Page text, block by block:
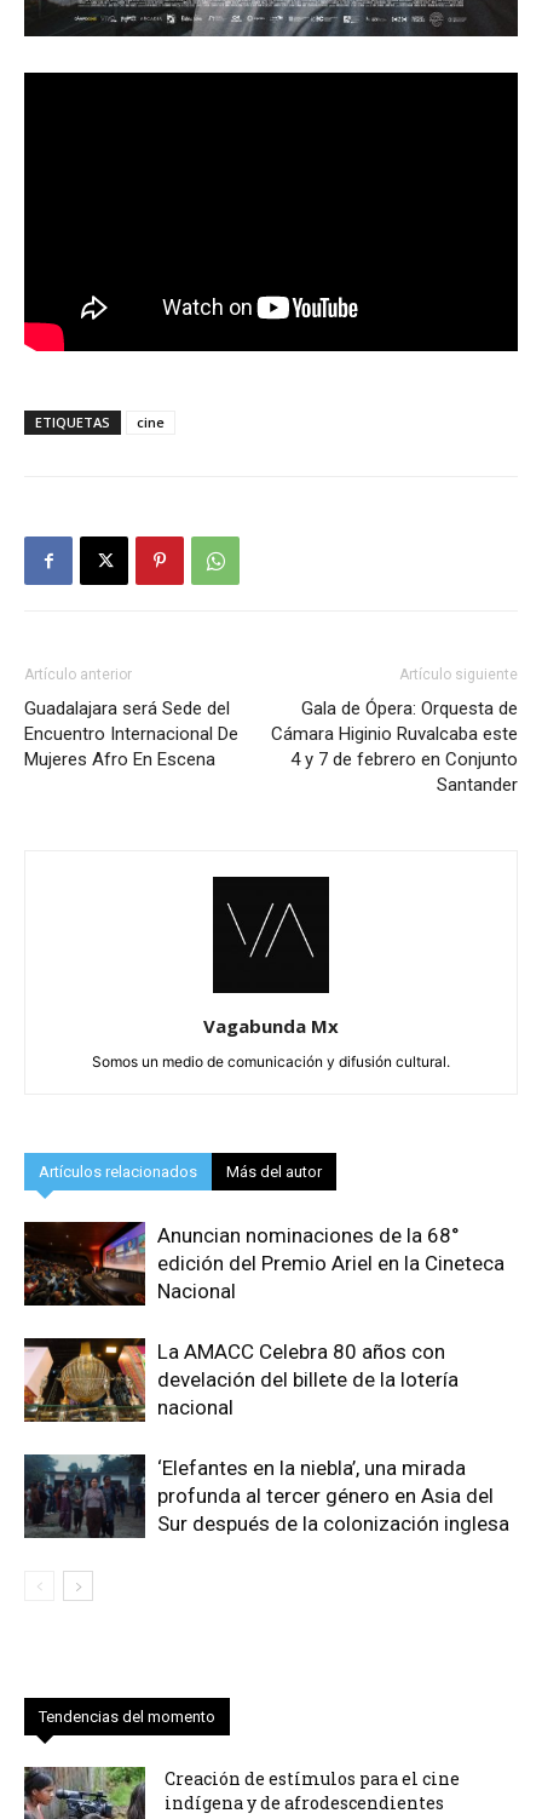
ETIQUETAS cine
Artículo anterior
Guadalajara será Sede del
Encuentro Internacional De
Mujeres Afro En Escena
Artículo siguiente
Gala de Ópera: Orquesta de
Cámara Higinio Ruvalcaba este
4 y 7 de febrero en Conjunto
Santander
Vagabunda Mx
Somos un medio de comunicación y difusión cultural.
Artículos relacionados Más del autor
Anuncian nominaciones de la 68°
edición del Premio Ariel en la Cineteca
Nacional
La AMACC Celebra 80 años con
develación del billete de la lotería
nacional
‘Elefantes en la niebla’, una mirada
profunda al tercer género en Asia del
Sur después de la colonización inglesa
Tendencias del momento
Creación de estímulos para el cine
indígena y de afrodescendientes